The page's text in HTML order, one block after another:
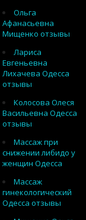
Ольга
Афанасьевна
Мищенко отзывы
Лариса
Евгеньевна
Лихачева Одесса
отзывы
Колосова Олеся
Васильевна Одесса
отзывы
Массаж при
снижении либидо у
женщин Одесса
Массаж
гинекологический
Одесса отзывы